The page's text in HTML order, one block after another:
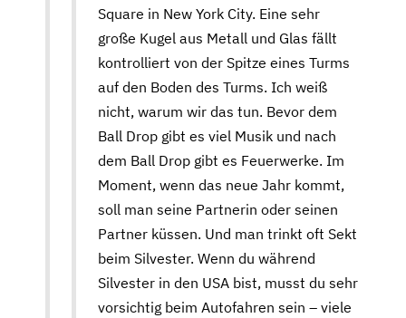
Square in New York City. Eine sehr
große Kugel aus Metall und Glas fällt
kontrolliert von der Spitze eines Turms
auf den Boden des Turms. Ich weiß
nicht, warum wir das tun. Bevor dem
Ball Drop gibt es viel Musik und nach
dem Ball Drop gibt es Feuerwerke. Im
Moment, wenn das neue Jahr kommt,
soll man seine Partnerin oder seinen
Partner küssen. Und man trinkt oft Sekt
beim Silvester. Wenn du während
Silvester in den USA bist, musst du sehr
vorsichtig beim Autofahren sein – viele